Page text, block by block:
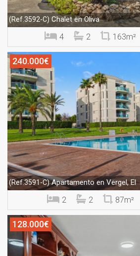
(Ref.3592-C) Chalet en Oliva
4 2 163m²
240.000€
(Ref.3591-C)Apartamento en Vergel, El
2 2 87m²
128.000€